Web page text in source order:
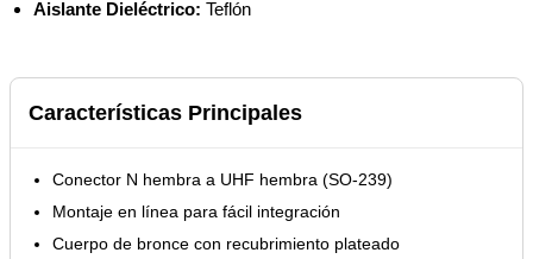
Aislante Dieléctrico: Teflón
Características Principales
Conector N hembra a UHF hembra (SO-239)
Montaje en línea para fácil integración
Cuerpo de bronce con recubrimiento plateado